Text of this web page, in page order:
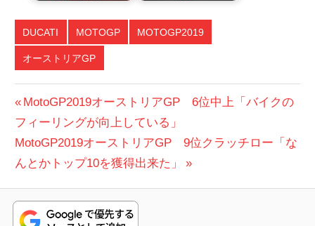
DUCATI MOTOGP MOTOGP2019
オーストリアGP
投
稿
ナ
ビ
ゲ
前
の
投
稿:
MotoGP2019オーストリアGP 6位中上「バイクの
フィーリングが向上している」
次
の
稿:
MotoGP2019オーストリアGP 9位クラッチロー「な
んとかトップ10を獲得出来た」